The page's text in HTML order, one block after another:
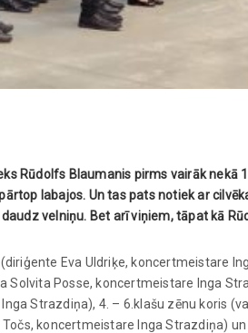
Rūdolfs Blaumanis pirms vairāk nekā
labajos. Un tas pats notiek ar
velniņu. Bet arī viņiem, tāpat kā
Eva Uldriķe, koncertmeistare
Solvita Posse, koncertmeistare Inga
Strazdiņa), 4. – 6.klašu zēnu koris
koncertmeistare Inga Strazdiņa)